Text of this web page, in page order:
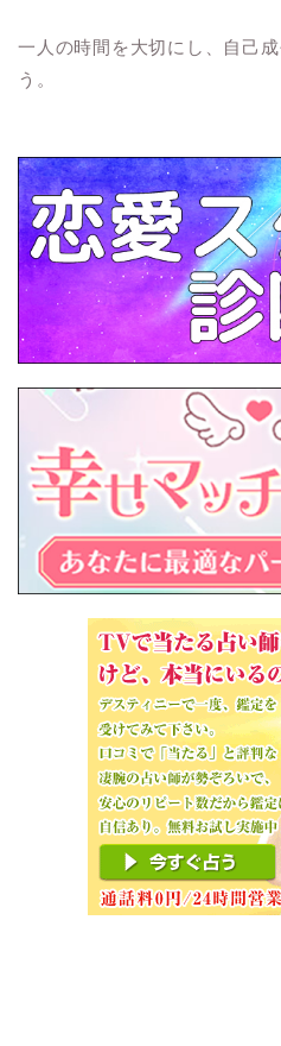
一人の時間を大切にし、自己
う。